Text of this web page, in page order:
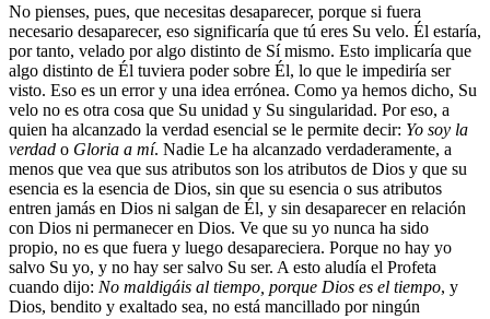
No pienses, pues, que necesitas desaparecer, porque si fuera
necesario desaparecer, eso significaría que tú eres Su velo. Él estaría,
por tanto, velado por algo distinto de Sí mismo. Esto implicaría que
algo distinto de Él tuviera poder sobre Él, lo que le impediría ser
visto. Eso es un error y una idea errónea. Como ya hemos dicho, Su
velo no es otra cosa que Su unidad y Su singularidad. Por eso, a
quien ha alcanzado la verdad esencial se le permite decir: Yo soy la
verdad o Gloria a mí. Nadie Le ha alcanzado verdaderamente, a
menos que vea que sus atributos son los atributos de Dios y que su
esencia es la esencia de Dios, sin que su esencia o sus atributos
entren jamás en Dios ni salgan de Él, y sin desaparecer en relación
con Dios ni permanecer en Dios. Ve que su yo nunca ha sido
propio, no es que fuera y luego desapareciera. Porque no hay yo
salvo Su yo, y no hay ser salvo Su ser. A esto aludía el Profeta
cuando dijo: No maldigáis al tiempo, porque Dios es el tiempo, y
Dios, bendito y exaltado sea, no está mancillado por ningún